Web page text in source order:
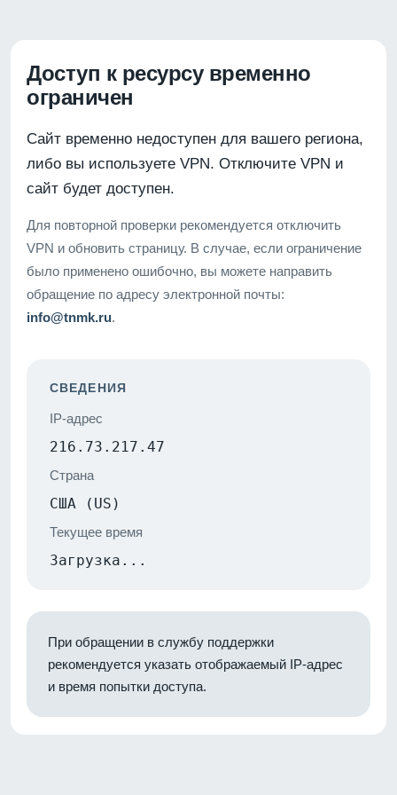
Доступ к ресурсу временно
ограничен
Сайт временно недоступен для вашего региона,
либо вы используете VPN. Отключите VPN и
сайт будет доступен.
Для повторной проверки рекомендуется отключить
VPN и обновить страницу. В случае, если ограничение
было применено ошибочно, вы можете направить
обращение по адресу электронной почты:
info@tnmk.ru.
СВЕДЕНИЯ
IP-адрес
216.73.217.47
Страна
США (US)
Текущее время
Загрузка...
При обращении в службу поддержки
рекомендуется указать отображаемый IP-адрес
и время попытки доступа.